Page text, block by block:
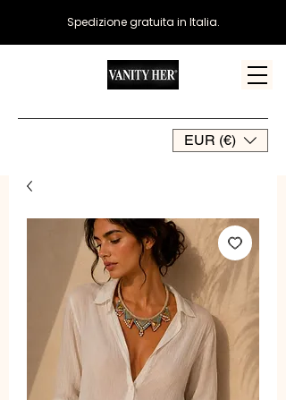
EUR (€)
Spedizione gratuita in Italia.